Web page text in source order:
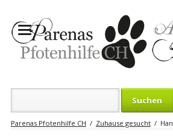
Parenas Pfotenhilfe CH Zuhause gesucht